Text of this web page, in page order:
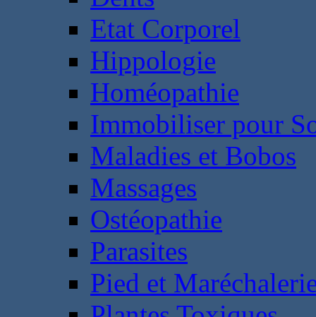
Etat Corporel
Hippologie
Homéopathie
Immobiliser pour
Maladies et Bobos
Massages
Ostéopathie
Parasites
Pied et